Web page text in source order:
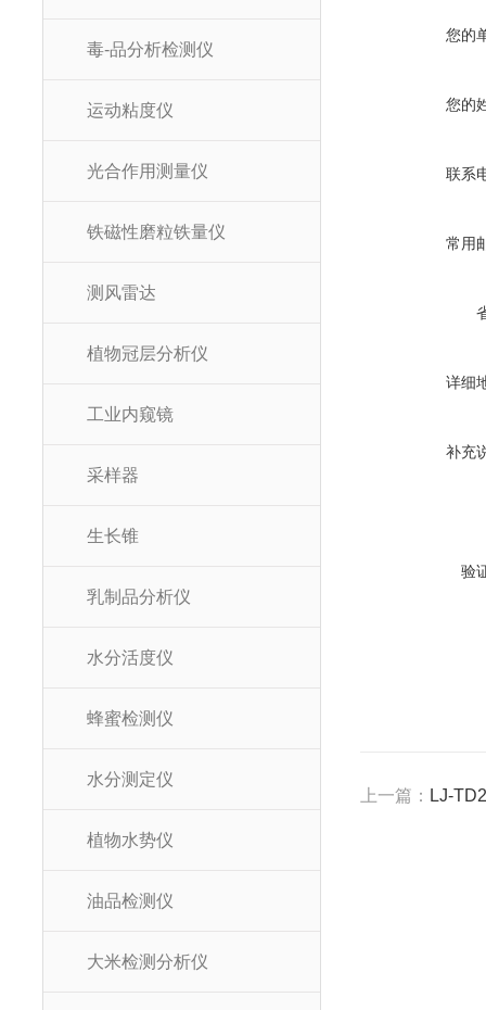
毒-品分析检测仪
运动粘度仪
光合作用测量仪
铁磁性磨粒铁量仪
测风雷达
植物冠层分析仪
工业内窥镜
采样器
生长锥
乳制品分析仪
水分活度仪
蜂蜜检测仪
水分测定仪
植物水势仪
油品检测仪
大米检测分析仪
您的
您的
联系
常用
详细
补充
验
上一篇： LJ-